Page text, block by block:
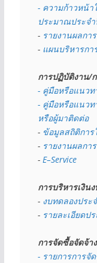
- ความก้าวหน้า
ประมาณประจ
- รายงานผลกา
- แผนบริหารก
การปฏิบัติงาน/
- คู่มือหรือแนวท
- คู่มือหรือแนวท
หรือผู้มาติดต่อ
- ข้อมูลสถิติการ
- รายงานผลกา
- E–Service
การบริหารเงิน
- งบทดลองประ
- รายละเอียดป
การจัดซื้อจัดจ้าง
- รายการการจั